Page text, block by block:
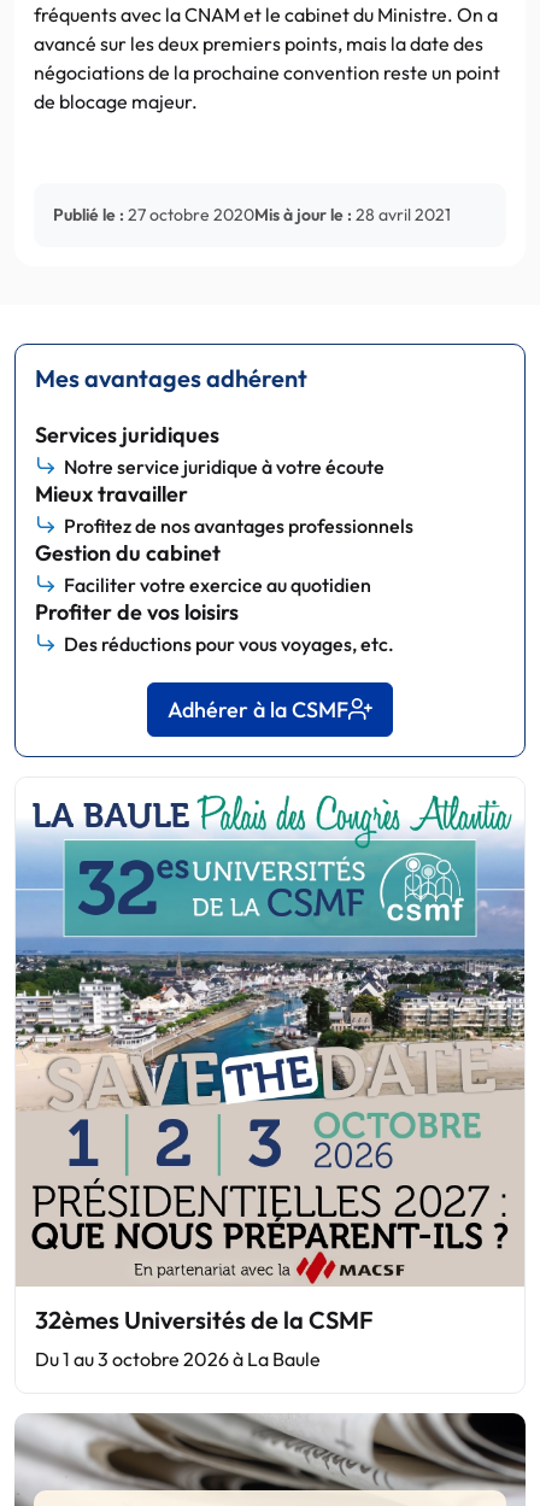
fréquents avec la CNAM et le cabinet du Ministre. On a
avancé sur les deux premiers points, mais la date des
négociations de la prochaine convention reste un point
de blocage majeur.
Publié le : 27 octobre 2020Mis à jour le : 28 avril 2021
Mes avantages adhérent
Services juridiques
Notre service juridique à votre écoute
Mieux travailler
Profitez de nos avantages professionnels
Gestion du cabinet
Faciliter votre exercice au quotidien
Profiter de vos loisirs
Des réductions pour vous voyages, etc.
Adhérer à la CSMF
32èmes Universités de la CSMF
Du 1 au 3 octobre 2026 à La Baule